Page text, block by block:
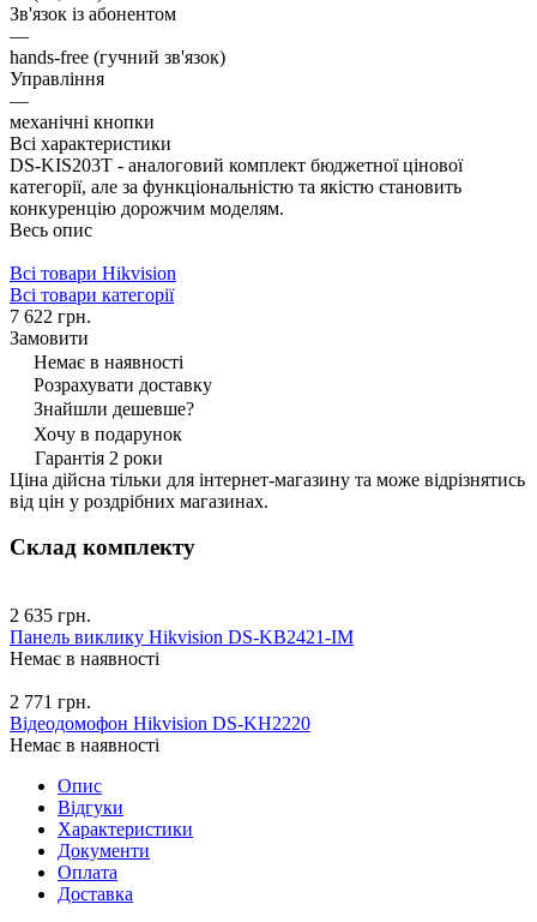
Зв'язок із абонентом
—
hands-free (гучний зв'язок)
Управління
—
механічні кнопки
Всі характеристики
DS-KIS203T - аналоговий комплект бюджетної цінової
категорії, але за функціональністю та якістю становить
конкуренцію дорожчим моделям.
Весь опис
Всі товари Hikvision
Всі товари категорії
7 622 грн.
Замовити
Немає в наявності
Розрахувати доставку
Знайшли дешевше?
Хочу в подарунок
Гарантія 2 роки
Ціна дійсна тільки для інтернет-магазину та може відрізнятись
від цін у роздрібних магазинах.
Склад комплекту
2 635 грн.
Панель виклику Hikvision DS-KB2421-IM
Немає в наявності
2 771 грн.
Відеодомофон Hikvision DS-KH2220
Немає в наявності
Опис
Відгуки
Характеристики
Документи
Оплата
Доставка